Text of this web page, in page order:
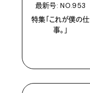
最新号: NO.953
特集「これが僕の仕
事。」